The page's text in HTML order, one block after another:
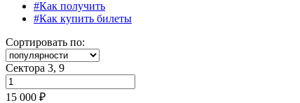
#Как получить
#Как купить билеты
Сортировать по:
Сектора 3, 9
15 000 ₽